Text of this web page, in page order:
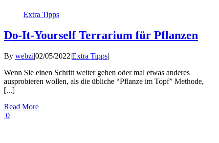
Extra Tipps
Do-It-Yourself Terrarium für Pflanzen
By webzi|02/05/2022|Extra Tipps|
Wenn Sie einen Schritt weiter gehen oder mal etwas anderes
ausprobieren wollen, als die übliche “Pflanze im Topf” Methode,
[...]
Read More
0